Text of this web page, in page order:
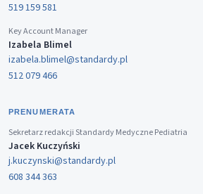
519 159 581
Key Account Manager
Izabela Blimel
izabela.blimel@standardy.pl
512 079 466
PRENUMERATA
Sekretarz redakcji Standardy Medyczne Pediatria
Jacek Kuczyński
j.kuczynski@standardy.pl
608 344 363